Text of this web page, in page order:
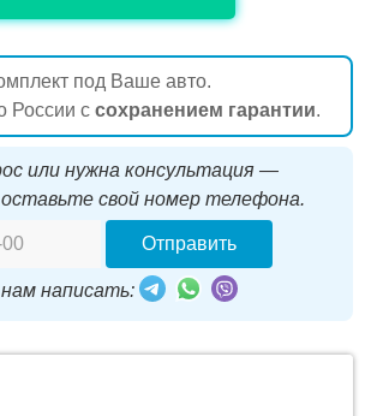
под Ваше авто.
России с сохранением гарантии.
или нужна консультация —
свой номер телефона.
Отправить
написать: